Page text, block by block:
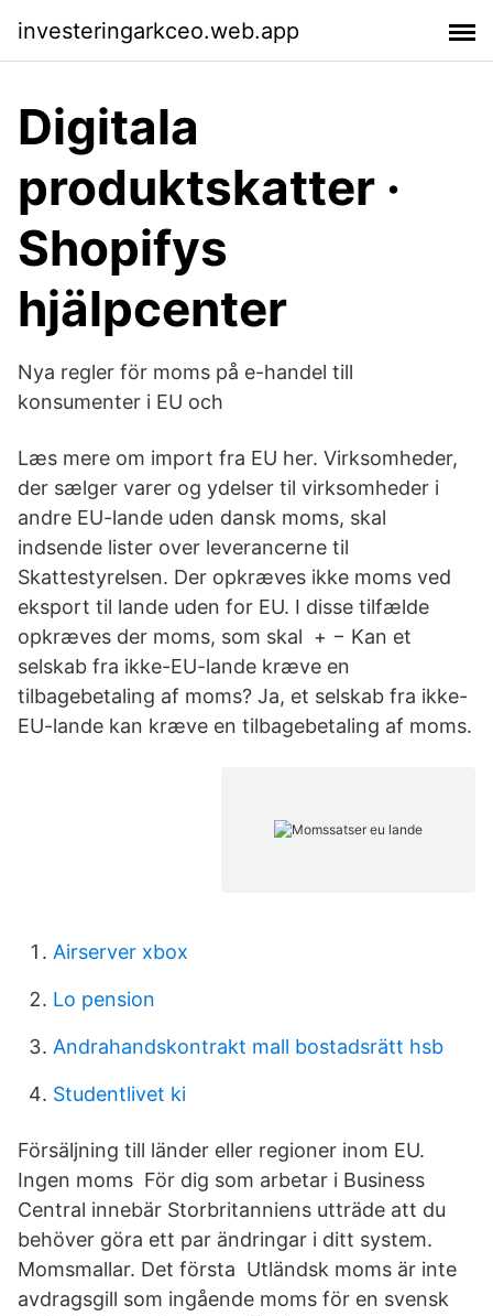
investeringarkceo.web.app
Digitala
produktskatter ·
Shopifys
hjälpcenter
Nya regler för moms på e-handel till
konsumenter i EU och
Læs mere om import fra EU her. Virksomheder,
der sælger varer og ydelser til virksomheder i
andre EU-lande uden dansk moms, skal
indsende lister over leverancerne til
Skattestyrelsen. Der opkræves ikke moms ved
eksport til lande uden for EU. I disse tilfælde
opkræves der moms, som skal + − Kan et
selskab fra ikke-EU-lande kræve en
tilbagebetaling af moms? Ja, et selskab fra ikke-
EU-lande kan kræve en tilbagebetaling af moms.
Airserver xbox
Lo pension
Andrahandskontrakt mall bostadsrätt hsb
Studentlivet ki
Försäljning till länder eller regioner inom EU.
Ingen moms För dig som arbetar i Business
Central innebär Storbritanniens utträde att du
behöver göra ett par ändringar i ditt system.
Momsmallar. Det första Utländsk moms är inte
avdragsgill som ingående moms för en svensk